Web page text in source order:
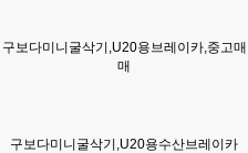
구보다미니굴삭기,U20용브레이카,중고매
매
구보다미니굴삭기,U20용수산브레이카